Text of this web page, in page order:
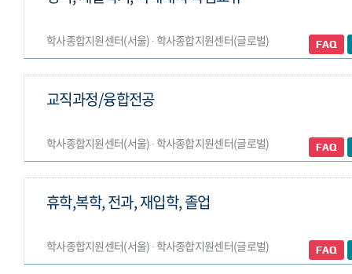
학사종합지원센터(서울) ∙ 학사종합지원센터(글로벌)
학사종합지원센터(서울) ∙ 학사종합지원센터(글로벌)
교직과정/융합전공
학사종합지원센터(서울) ∙ 학사종합지원센터(글로벌)
휴학,복학, 전과, 재입학, 졸업